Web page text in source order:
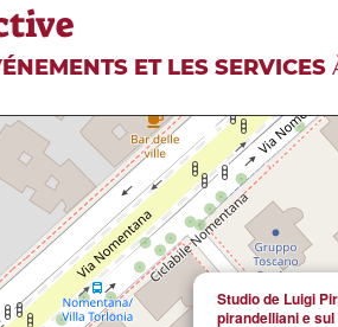
ET LES SERVICES
Studio de Luigi
pirandelliani e